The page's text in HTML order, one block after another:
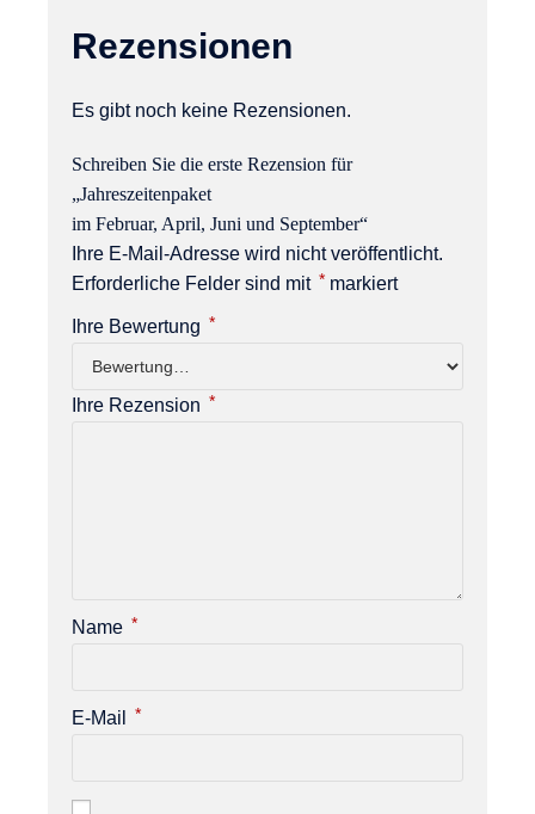
Rezensionen
Es gibt noch keine Rezensionen.
Schreiben Sie die erste Rezension für
„Jahreszeitenpaket
im Februar, April, Juni und September“
Ihre E-Mail-Adresse wird nicht veröffentlicht.
Erforderliche Felder sind mit * markiert
Ihre Bewertung *
Ihre Rezension *
Name *
E-Mail *